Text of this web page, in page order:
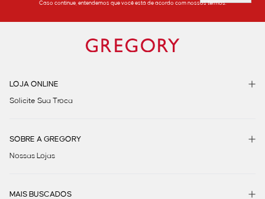
Caso continue, entendemos que você está de acordo com nossos termos.
LOJA ONLINE
Solicite Sua Troca
SOBRE A GREGORY
Nossas Lojas
MAIS BUSCADOS